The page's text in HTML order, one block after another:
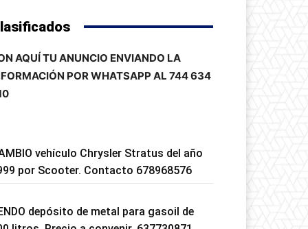
AQUÍ TU ANUNCIO ENVIANDO LA
POR WHATSAPP AL 744 634
vehículo Chrysler Stratus del año
por Scooter. Contacto 678968576
depósito de metal para gasoil de